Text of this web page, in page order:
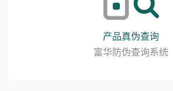
产品真伪查询
富华防伪查询系统